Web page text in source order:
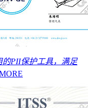
的PII保护工具，满足